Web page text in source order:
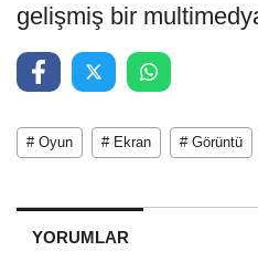
gelişmiş bir
# Oyun # Ekran # Görüntü
YORUMLAR